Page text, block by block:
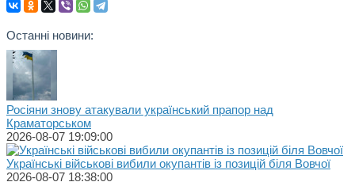
Останні новини:
Росіяни знову атакували український прапор над
Краматорськом
2026-08-07 19:09:00
Українські військові вибили окупантів із позицій біля Вовчої
2026-08-07 18:38:00